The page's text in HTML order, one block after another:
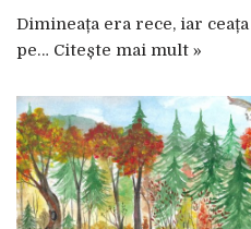
Dimineața era rece, iar
pe… Citește mai mult »